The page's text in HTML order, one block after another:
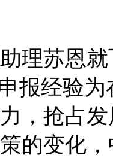
理苏恩
报经验
，抢占
的变化